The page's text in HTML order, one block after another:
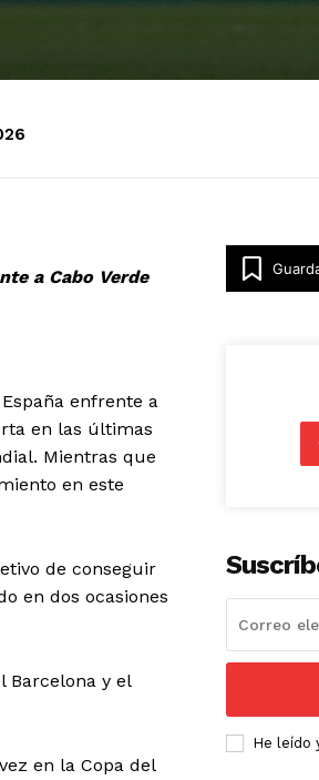
a Cabo Verde
enfrente a
en las últimas
Mientras que
en este
de conseguir
en dos ocasiones
Barcelona y el
en la Copa del
He leído